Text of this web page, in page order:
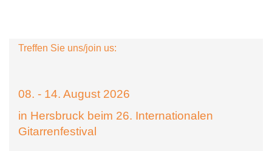
Treffen Sie uns/join us:
08. - 14. August 2026
in Hersbruck beim 26. Internationalen
Gitarrenfestival